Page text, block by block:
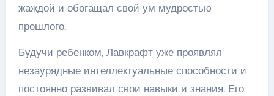
жаждой и обогащал свой ум мудростью
прошлого.
Будучи ребенком, Лавкрафт уже проявлял
незаурядные интеллектуальные способности и
постоянно развивал свои навыки и знания. Его